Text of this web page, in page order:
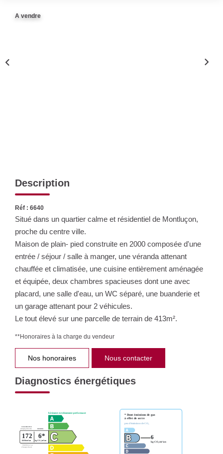
A vendre
Description
Réf : 6640
Situé dans un quartier calme et résidentiel de Montluçon,
proche du centre ville.
Maison de plain- pied construite en 2000 composée d'une
entrée / séjour / salle à manger, une véranda attenant
chauffée et climatisée, une cuisine entièrement aménagée
et équipée, deux chambres spacieuses dont une avec
placard, une salle d'eau, un WC séparé, une buanderie et
un garage attenant pour 2 véhicules.
Le tout élevé sur une parcelle de terrain de 413m².
**Honoraires à la charge du vendeur
Nos honoraires Nous contacter
Diagnostics énergétiques